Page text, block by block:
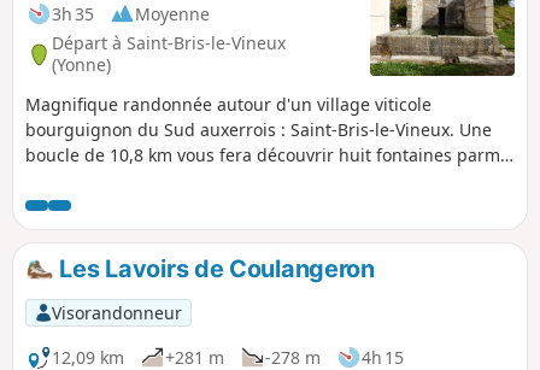
3h 35
Moyenne
Départ à Saint-Bris-le-Vineux
(Yonne)
Magnifique randonnée autour d'un village viticole
bourguignon du Sud auxerrois : Saint-Bris-le-Vineux. Une
boucle de 10,8 km vous fera découvrir huit fontaines parmi
l'église du 13e siècle et son arbre de Jessé, le château du
17e siècle et son portail Renaissance ainsi que de très
belles caves voûtées.
Les Lavoirs de Coulangeron
Visorandonneur
12,09 km
+281 m -278 m
4h 15